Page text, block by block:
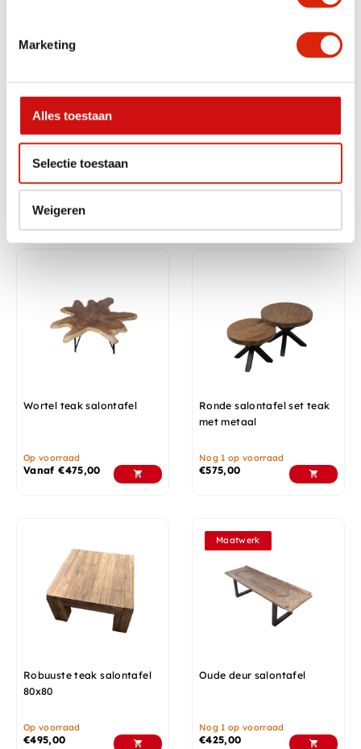
Marketing
Alles toestaan
Selectie toestaan
Weigeren
Salontafel met blokjes
Nog 1 op voorraad
Kleine houten pilaar
Nog 3 op voorraad
Wortel teak salontafel
Op voorraad
Vanaf€475,00
Ronde salontafel set teak
met metaal
Nog 1 op voorraad
€575,00
Robuuste teak salontafel
80x80
Op voorraad
€495,00
Maatwerk
Oude deur salontafel
Nog 1 op voorraad
€425,00